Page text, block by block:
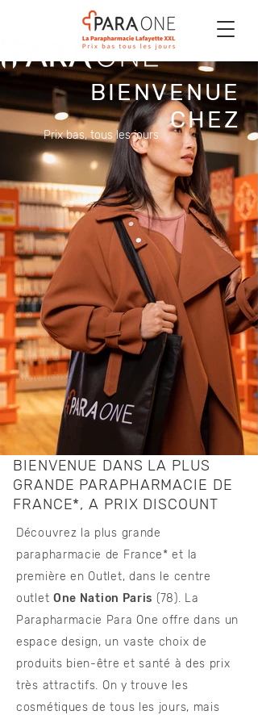
BIENVENUE
CHEZ
Prix bas, tous les jours
BIENVENUE DANS LA PLUS
GRANDE PARAPHARMACIE DE
FRANCE*, A PRIX DISCOUNT
Découvrez la plus grande
parapharmacie de France* et la
première en Outlet, dans le centre
outlet One Nation Paris (78). La
Parapharmacie Para One offre dans un
espace design, un vaste choix de
produits bien-être et santé à des prix
très attractifs. On y trouve les
cosmétiques de tous les jours, mais